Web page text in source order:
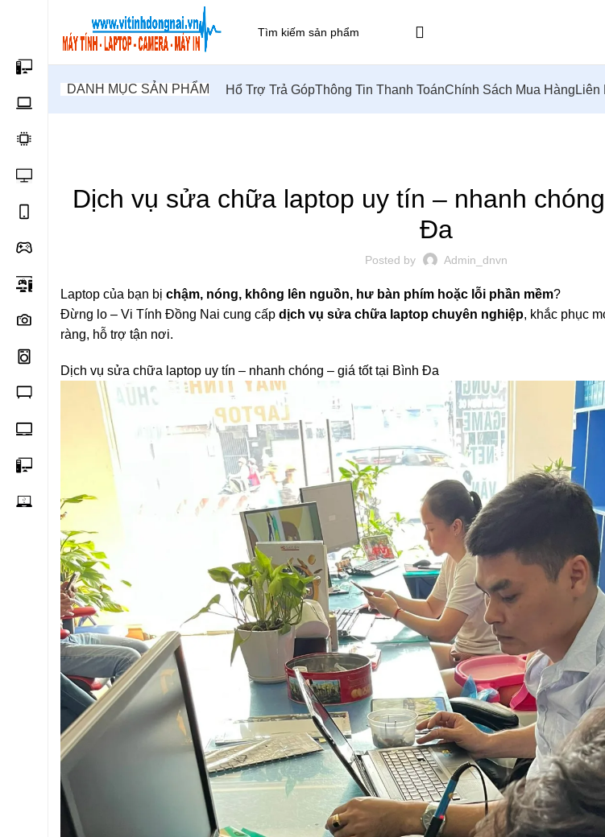
DANH MỤC SẢN PHẨM Hổ Trợ Trả GópThông Tin Thanh ToánChính Sách Mua Hàng Liên
Dịch vụ sửa chữa laptop uy tín – nhanh
Đa
Posted by Admin_dnvn
Laptop của bạn bị chậm, nóng, không lên nguồn, hư bàn phím hoặc lỗi phần mềm?
Đừng lo – Vi Tính Đồng Nai cung cấp dịch vụ sửa chữa laptop chuyên nghiệp, khắc phục
ràng, hỗ trợ tận nơi.
Dịch vụ sửa chữa laptop uy tín – nhanh chóng – giá tốt tại Bình Đa